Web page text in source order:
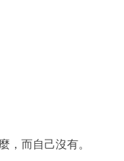
，而自己沒有。